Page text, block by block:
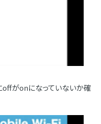
がonになっていないか確